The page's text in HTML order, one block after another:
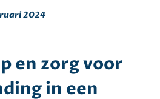
2024
en zorg voor
in een